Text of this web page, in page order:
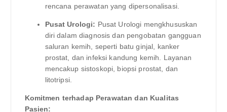
rencana perawatan yang dipersonalisasi.
Pusat Urologi: Pusat Urologi mengkhususkan
diri dalam diagnosis dan pengobatan gangguan
saluran kemih, seperti batu ginjal, kanker
prostat, dan infeksi kandung kemih. Layanan
mencakup sistoskopi, biopsi prostat, dan
litotripsi.
Komitmen terhadap Perawatan dan Kualitas
Pasien: